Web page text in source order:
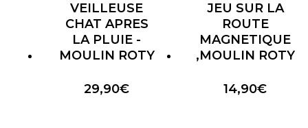
VEILLEUSE
CHAT APRES
LA PLUIE -
MOULIN ROTY
29,90€
JEU SUR LA
ROUTE
MAGNETIQUE
,MOULIN ROTY
14,90€